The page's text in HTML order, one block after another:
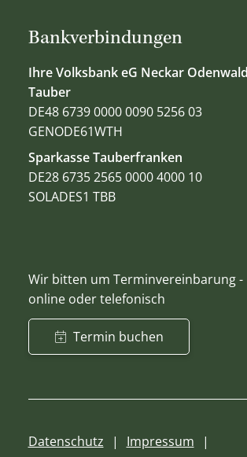
Bankverbindungen
Ihre Volksbank eG Neckar
Tauber
DE48 6739 0000 0090 5256 03
GENODE61WTH
Sparkasse Tauberfranken
DE28 6735 2565 0000 4000 10
SOLADES1 TBB
Wir bitten um Terminvereinbarung -
online oder telefonisch
Termin buchen
Datenschutz Impressum